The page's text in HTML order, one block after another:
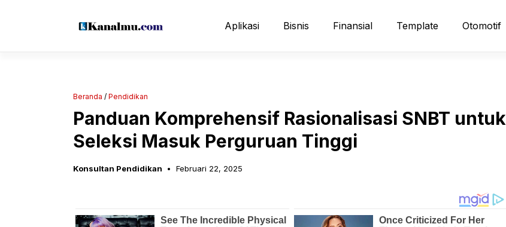
Aplikasi Bisnis Finansial Template Otomotif
Beranda / Pendidikan
Panduan Komprehensif Rasionalisasi SNBT untuk
Seleksi Masuk Perguruan Tinggi
Konsultan Pendidikan Februari 22, 2025